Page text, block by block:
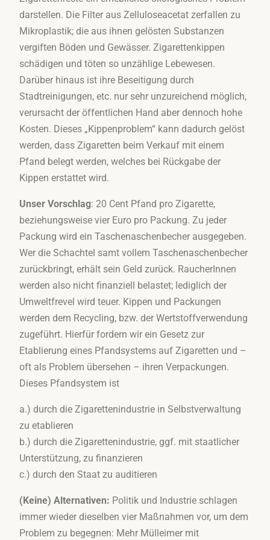
darstellen. Die Filter aus Zelluloseacetat zerfallen zu
Mikroplastik; die aus ihnen gelösten Substanzen
vergiften Böden und Gewässer. Zigarettenkippen
schädigen und töten so unzählige Lebewesen.
Darüber hinaus ist ihre Beseitigung durch
Stadtreinigungen, etc. nur sehr unzureichend möglich,
verursacht der öffentlichen Hand aber dennoch hohe
Kosten. Dieses „Kippenproblem“ kann dadurch gelöst
werden, dass Zigaretten beim Verkauf mit einem
Pfand belegt werden, welches bei Rückgabe der
Kippen erstattet wird.
Unser Vorschlag: 20 Cent Pfand pro Zigarette,
beziehungsweise vier Euro pro Packung. Zu jeder
Packung wird ein Taschenaschenbecher ausgegeben.
Wer die Schachtel samt vollem Taschenaschenbecher
zurückbringt, erhält sein Geld zurück. RaucherInnen
werden also nicht finanziell belastet; lediglich der
Umweltfrevel wird teuer. Kippen und Packungen
werden dem Recycling, bzw. der Wertstoffverwendung
zugeführt. Hierfür fordern wir ein Gesetz zur
Etablierung eines Pfandsystems auf Zigaretten und –
oft als Problem übersehen – ihren Verpackungen.
Dieses Pfandsystem ist
a.) durch die Zigarettenindustrie in Selbstverwaltung
zu etablieren
b.) durch die Zigarettenindustrie, ggf. mit staatlicher
Unterstützung, zu finanzieren
c.) durch den Staat zu auditieren
(Keine) Alternativen: Politik und Industrie schlagen
immer wieder dieselben vier Maßnahmen vor, um dem
Problem zu begegnen: Mehr Mülleimer mit